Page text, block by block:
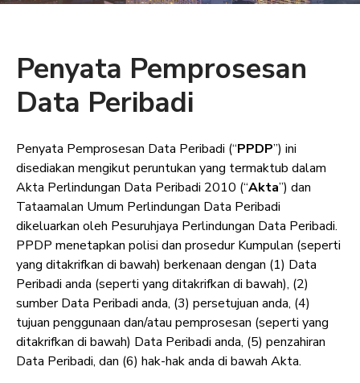
Penyata Pemprosesan
Data Peribadi
Penyata Pemprosesan Data Peribadi (“PPDP”) ini
disediakan mengikut peruntukan yang termaktub dalam
Akta Perlindungan Data Peribadi 2010 (“Akta”) dan
Tataamalan Umum Perlindungan Data Peribadi
dikeluarkan oleh Pesuruhjaya Perlindungan Data Peribadi.
PPDP menetapkan polisi dan prosedur Kumpulan (seperti
yang ditakrifkan di bawah) berkenaan dengan (1) Data
Peribadi anda (seperti yang ditakrifkan di bawah), (2)
sumber Data Peribadi anda, (3) persetujuan anda, (4)
tujuan penggunaan dan/atau pemprosesan (seperti yang
ditakrifkan di bawah) Data Peribadi anda, (5) penzahiran
Data Peribadi, dan (6) hak-hak anda di bawah Akta.